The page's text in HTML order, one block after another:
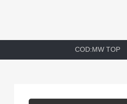
COD:MW TOP